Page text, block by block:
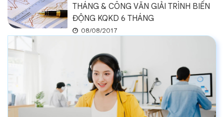
THÁNG & CÔNG VĂN GIẢI TRÌNH BIẾN
ĐỘNG KQKD 6 THÁNG
08/08/2017